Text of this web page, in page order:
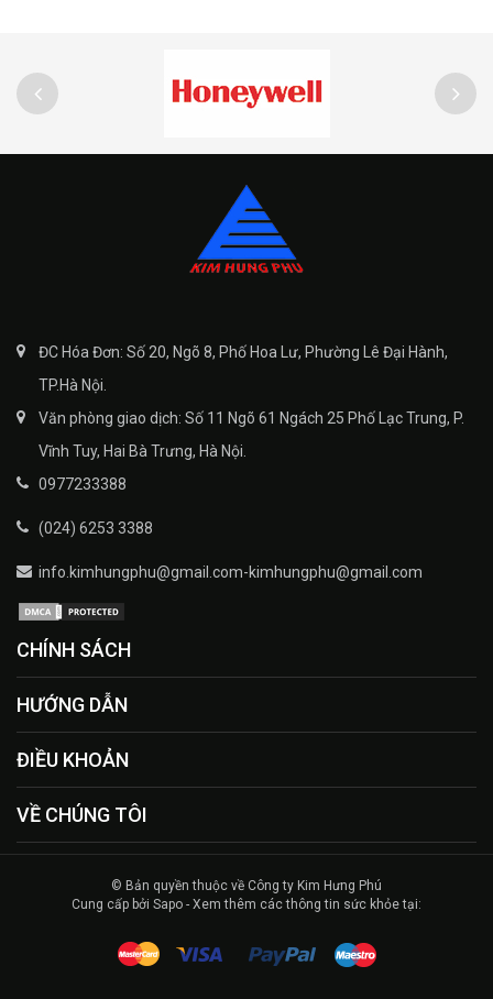
ĐC Hóa Đơn: Số 20, Ngõ 8, Phố Hoa Lư, Phường Lê Đại Hành,
TP.Hà Nội.
Văn phòng giao dịch: Số 11 Ngõ 61 Ngách 25 Phố Lạc Trung, P.
Vĩnh Tuy, Hai Bà Trưng, Hà Nội.
0977233388
(024) 6253 3388
info.kimhungphu@gmail.com-kimhungphu@gmail.com
CHÍNH SÁCH
HƯỚNG DẪN
ĐIỀU KHOẢN
VỀ CHÚNG TÔI
© Bản quyền thuộc về Công ty Kim Hưng Phú
Cung cấp bởi Sapo - Xem thêm các thông tin sức khỏe tại: